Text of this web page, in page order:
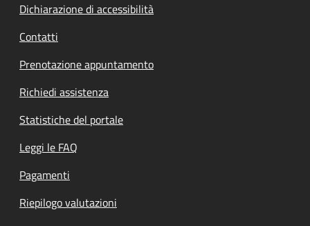
Dichiarazione di accessibilità
Contatti
Prenotazione appuntamento
Richiedi assistenza
Statistiche del portale
Leggi le FAQ
Pagamenti
Riepilogo valutazioni